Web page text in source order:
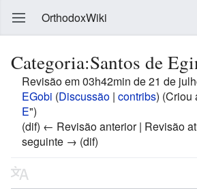
OrthodoxWiki
Categoria:Santos de
Revisão em 03h42min de 21 de
EGobi (Discussão | contribs) (Criou
E")
(dif) ← Revisão anterior | Revisão
seguinte → (dif)